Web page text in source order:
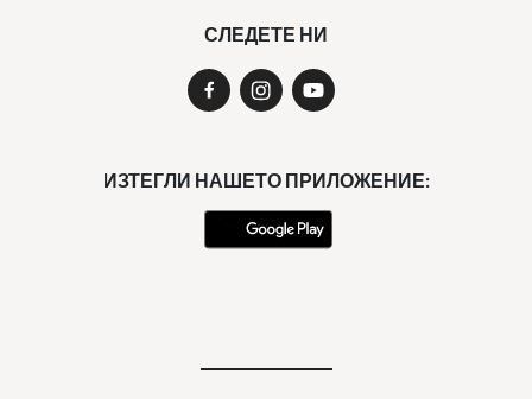
СЛЕДЕТЕ НИ
ИЗТЕГЛИ НАШЕТО ПРИЛОЖЕНИЕ: